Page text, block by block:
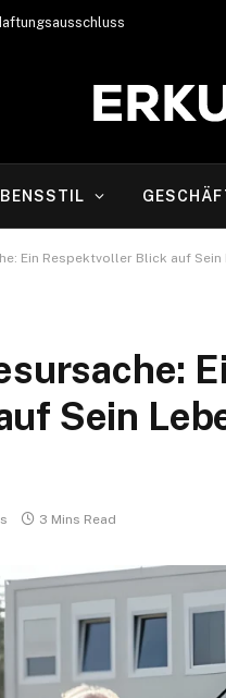
Ein Respektvoller Blick auf
Sein
3 Mins Read